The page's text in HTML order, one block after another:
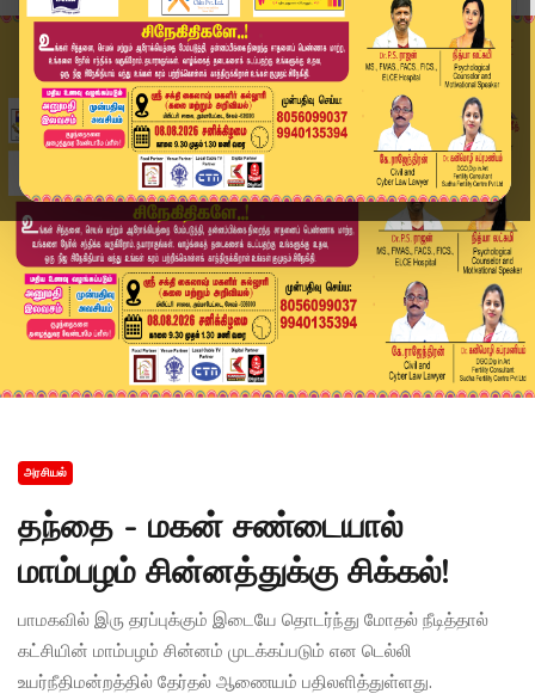
அரசியல்
தந்தை - மகன் சண்டையால்
மாம்பழம் சின்னத்துக்கு சிக்கல்!
பாமகவில் இரு தரப்புக்கும் இடையே தொடர்ந்து மோதல் நீடித்தால்
கட்சியின் மாம்பழம் சின்னம் முடக்கப்படும் என டெல்லி
உயர்நீதிமன்றத்தில் தேர்தல் ஆணையம் பதிலளித்துள்ளது.